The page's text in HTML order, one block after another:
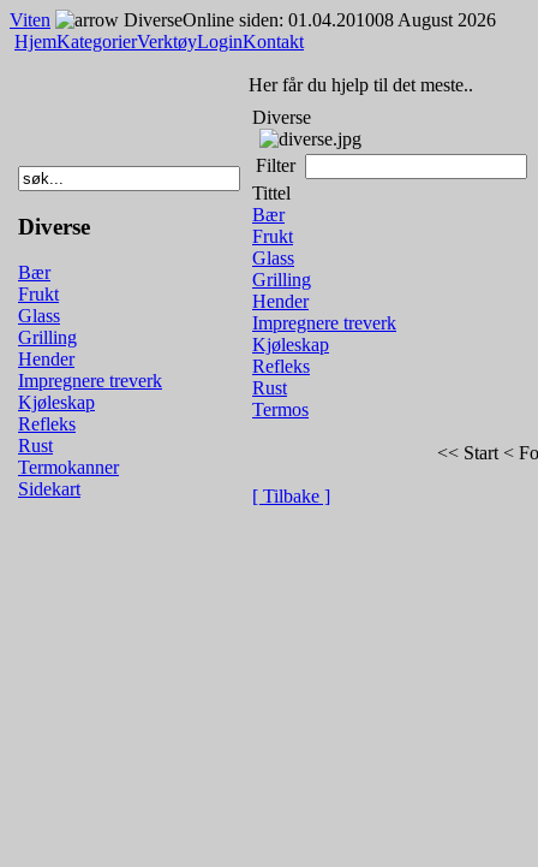
Viten DiverseOnline siden: 01.04.201008 August 2026
HjemKategorierVerktøyLoginKontakt
Diverse
Bær
Frukt
Glass
Grilling
Hender
Impregnere treverk
Kjøleskap
Refleks
Rust
Termokanner
Sidekart
Her får du hjelp til det meste..
Diverse
Filter
Tittel
Bær
Frukt
Glass
Grilling
Hender
Impregnere treverk
Kjøleskap
Refleks
Rust
Termos
<< Start <
[ Tilbake ]